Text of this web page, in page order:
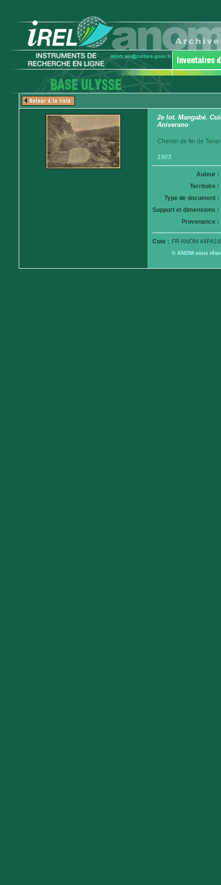
2e lot. Mangabé.
Aniverano
Chemin de fer de
1903
Auteur :
Territoire :
Type de document :
Support et dimensions :
Provenance :
Cote : FR ANOM
© ANOM sous